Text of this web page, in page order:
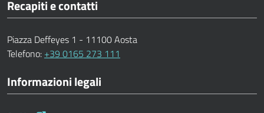
Recapiti e contatti
Piazza Deffeyes 1 - 11100 Aosta
Telefono: +39 0165 273 111
Informazioni legali